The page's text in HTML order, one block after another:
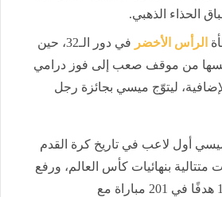
الحذاء الذهبي.
الرأس الأخضر
في دور الـ32، حين
من موقف صعب إلى فوز درامي
الإضافية، ليتوّج ميسي بجائزة رجل
أول لاعب في تاريخ كرة القدم
بنهائيات كأس العالم، ورفع
رصيده الدولي إلى 122 هدفًا في 201 مباراة مع